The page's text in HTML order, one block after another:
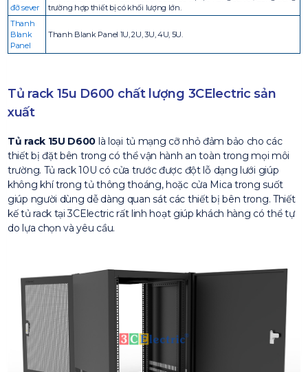
đỡ sever
trường hợp thiết bị có khối lượng lớn.
Thanh
Blank
Panel
Thanh Blank Panel 1U, 2U, 3U, 4U, 5U.
Tủ rack 15u D600 chất lượng 3CElectric sản
xuất
Tủ rack 15U D600 là loại tủ mạng cỡ nhỏ đảm bảo cho các
thiết bị đặt bên trong có thể vận hành an toàn trong mọi môi
trường. Tủ rack 10U có cửa trước được đột lỗ dạng lưới giúp
không khí trong tủ thông thoáng, hoặc cửa Mica trong suốt
giúp người dùng dễ dàng quan sát các thiết bị bên trong. Thiết
kế tủ rack tại 3CElectric rất linh hoạt giúp khách hàng có thể tự
do lựa chọn và yêu cầu.